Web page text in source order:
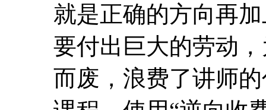
就是正确的方向再
要付出巨大的劳动
而废，浪费了讲师